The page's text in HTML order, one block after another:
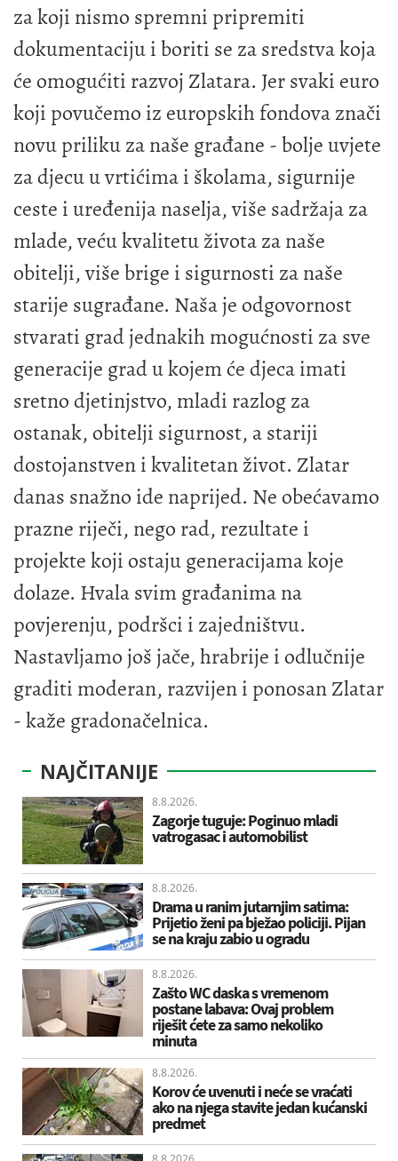
za koji nismo spremni pripremiti
dokumentaciju i boriti se za sredstva koja
će omogućiti razvoj Zlatara. Jer svaki euro
koji povučemo iz europskih fondova znači
novu priliku za naše građane - bolje uvjete
za djecu u vrtićima i školama, sigurnije
ceste i uređenija naselja, više sadržaja za
mlade, veću kvalitetu života za naše
obitelji, više brige i sigurnosti za naše
starije sugrađane. Naša je odgovornost
stvarati grad jednakih mogućnosti za sve
generacije grad u kojem će djeca imati
sretno djetinjstvo, mladi razlog za
ostanak, obitelji sigurnost, a stariji
dostojanstven i kvalitetan život. Zlatar
danas snažno ide naprijed. Ne obećavamo
prazne riječi, nego rad, rezultate i
projekte koji ostaju generacijama koje
dolaze. Hvala svim građanima na
povjerenju, podršci i zajedništvu.
Nastavljamo još jače, hrabrije i odlučnije
graditi moderan, razvijen i ponosan Zlatar
- kaže gradonačelnica.
NAJČITANIJE
8.8.2026.
Zagorje tuguje: Poginuo mladi
vatrogasac i automobilist
8.8.2026.
Drama u ranim jutarnjim satima:
Prijetio ženi pa bježao policiji. Pijan
se na kraju zabio u ogradu
8.8.2026.
Zašto WC daska s vremenom
postane labava: Ovaj problem
riješit ćete za samo nekoliko
minuta
8.8.2026.
Korov će uvenuti i neće se vraćati
ako na njega stavite jedan kućanski
predmet